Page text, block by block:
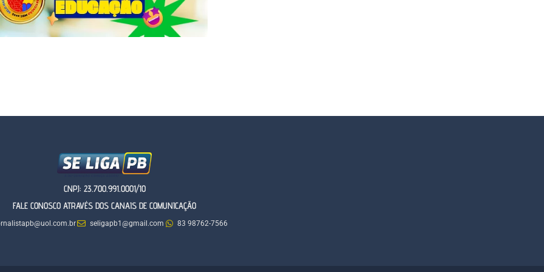
CNPJ: 23.700.991.0001/10
FALE CONOSCO ATRAVÉS DOS CANAIS DE COMUNICAÇÃO
seligapb1@gmail.com 83 98762-7566